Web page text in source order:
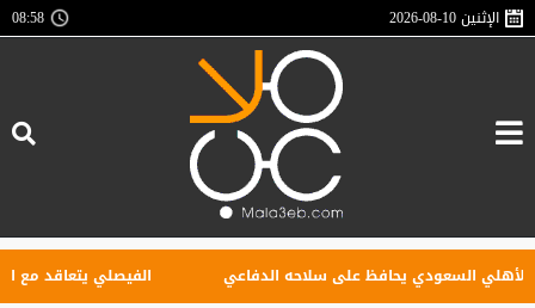
الإثنين2026-08-10
08:58
السعودي يحافظ على سلاحه الدفاعي الفيصلي يتعاقد مع